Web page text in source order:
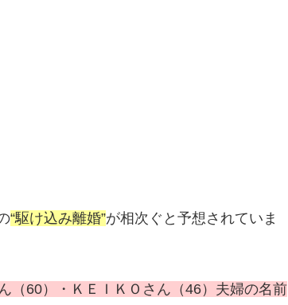
“駆け込み離婚”が相次ぐと予想されていま
（60）・ＫＥＩＫＯさん（46）夫婦の名前